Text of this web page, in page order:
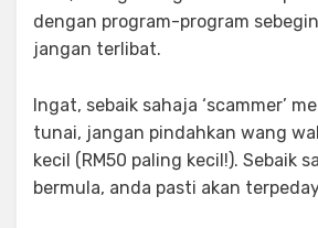
dengan program-program
jangan terlibat.
Ingat, sebaik sahaja ‘scammer’
tunai, jangan pindahkan wang
kecil (RM50 paling kecil!). Sebaik
bermula, anda pasti akan